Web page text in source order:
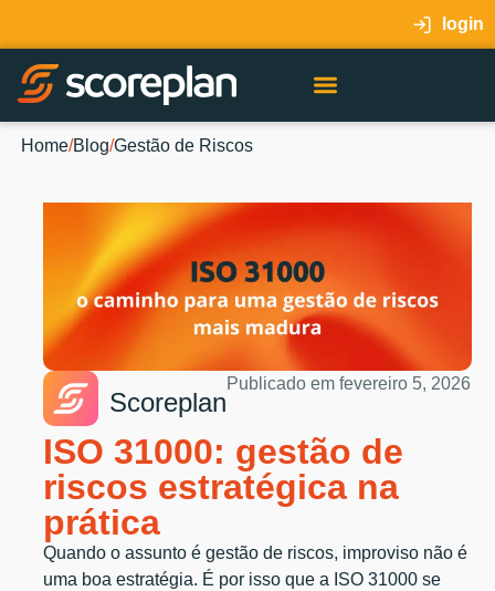
login
Home/Blog/Gestão de Riscos
Scoreplan
Publicado em fevereiro 5, 2026
ISO 31000: gestão de
riscos estratégica na
prática
Quando o assunto é gestão de riscos, improviso não é
uma boa estratégia. É por isso que a ISO 31000 se